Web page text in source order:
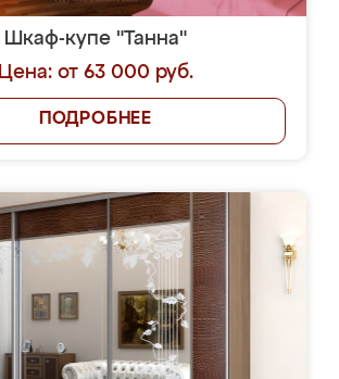
Шкаф-купе "Танна"
Цена: от 63 000 руб.
ПОДРОБНЕЕ